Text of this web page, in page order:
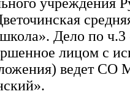
школа». Дело по
лицом с
ведет